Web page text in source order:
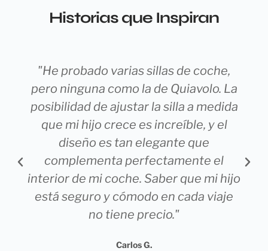
Historias que Inspiran
"He probado varias sillas de coche,
pero ninguna como la de Quiavolo. La
posibilidad de ajustar la silla a medida
que mi hijo crece es increíble, y el
diseño es tan elegante que
complementa perfectamente el
interior de mi coche. Saber que mi hijo
está seguro y cómodo en cada viaje
no tiene precio."
Carlos G.